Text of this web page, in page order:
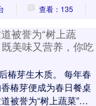
查看：135
被誉为“树上蔬
美味又营养，你吃
椿芽生木质。 每年春
椿芽便成为春日餐桌
被誉为“树上蔬菜”的